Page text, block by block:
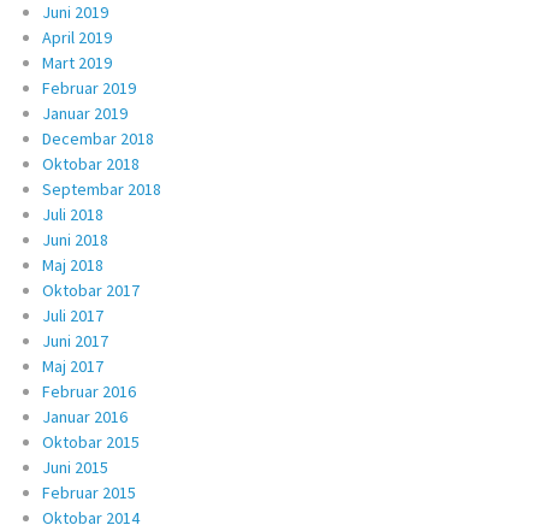
Juni 2019
April 2019
Mart 2019
Februar 2019
Januar 2019
Decembar 2018
Oktobar 2018
Septembar 2018
Juli 2018
Juni 2018
Maj 2018
Oktobar 2017
Juli 2017
Juni 2017
Maj 2017
Februar 2016
Januar 2016
Oktobar 2015
Juni 2015
Februar 2015
Oktobar 2014